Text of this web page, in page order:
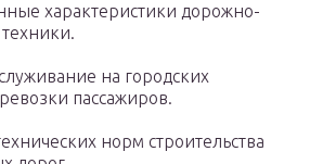
характеристики дорожно-
на городских
пассажиров.
норм строительства